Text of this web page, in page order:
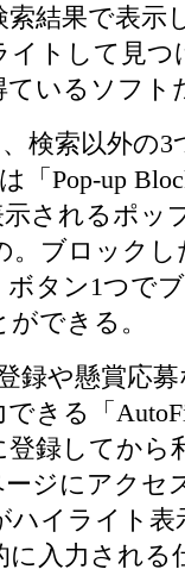
結果で表示
イトして見
ているソフト
検索以外の3
「Pop-up
示されるポッ
。ブロック
ボタン1つで
できる。
録や懸賞応募
きる「
登録してか
ージにアクセ
ハイライト
に入力される